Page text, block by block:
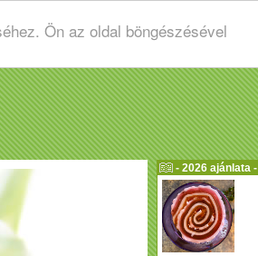
Ön az oldal böngészésével
- 2026 ajánlata -